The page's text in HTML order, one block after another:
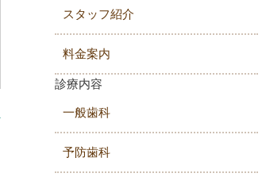
スタッフ紹介
料金案内
診療内容
一般歯科
予防歯科